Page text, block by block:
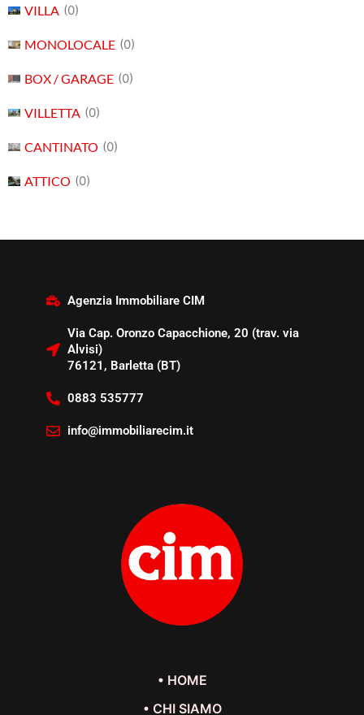
VILLA (0)
MONOLOCALE (0)
BOX / GARAGE (0)
VILLETTA (0)
CANTINATO (0)
ATTICO (0)
Agenzia Immobiliare CIM
Via Cap. Oronzo Capacchione, 20 (trav. via
Alvisi)
76121, Barletta (BT)
0883 535777
info@immobiliarecim.it
• HOME
• CHI SIAMO